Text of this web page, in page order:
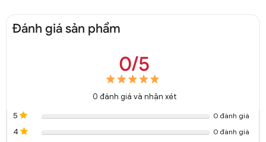
Đánh giá sản phẩm
0/5
0 đánh giá và nhận xét
5
0 đánh giá
4 0 đánh giá